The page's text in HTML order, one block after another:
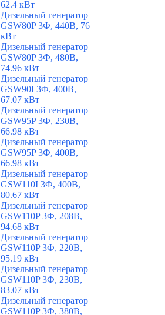
62.4 кВт
Дизельный генератор
GSW80P 3Ф, 440В, 76
кВт
Дизельный генератор
GSW80P 3Ф, 480В,
74.96 кВт
Дизельный генератор
GSW90I 3Ф, 400В,
67.07 кВт
Дизельный генератор
GSW95P 3Ф, 230В,
66.98 кВт
Дизельный генератор
GSW95P 3Ф, 400В,
66.98 кВт
Дизельный генератор
GSW110I 3Ф, 400В,
80.67 кВт
Дизельный генератор
GSW110P 3Ф, 208В,
94.68 кВт
Дизельный генератор
GSW110P 3Ф, 220В,
95.19 кВт
Дизельный генератор
GSW110P 3Ф, 230В,
83.07 кВт
Дизельный генератор
GSW110P 3Ф, 380В,